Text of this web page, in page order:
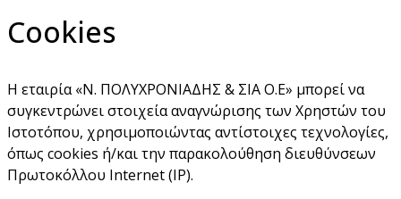
Cookies
Η εταιρία «Ν. ΠΟΛΥΧΡΟΝΙΑΔΗΣ & ΣΙΑ Ο.Ε» μπορεί να
συγκεντρώνει στοιχεία αναγνώρισης των Χρηστών του
Ιστοτόπου, χρησιμοποιώντας αντίστοιχες τεχνολογίες,
όπως cookies ή/και την παρακολούθηση διευθύνσεων
Πρωτοκόλλου Internet (IP).